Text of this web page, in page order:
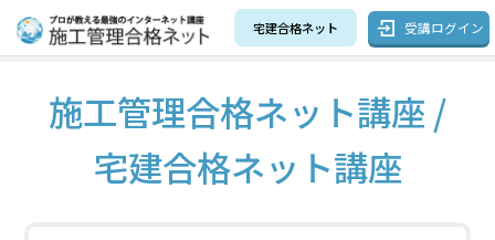
宅建合格ネット 受講ログイン
施工管理合格ネット講座 /
宅建合格ネット講座